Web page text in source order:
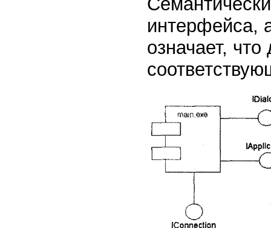
интерфейса,
означает,